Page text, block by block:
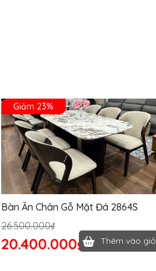
Giảm 23%
Bàn Ăn Chân Gỗ Mặt Đá 2864S
26.500.000₫
20.400.000₫ Thêm vào giỏ